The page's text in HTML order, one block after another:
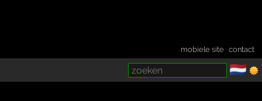
mobiele site ·contact
🇳🇱